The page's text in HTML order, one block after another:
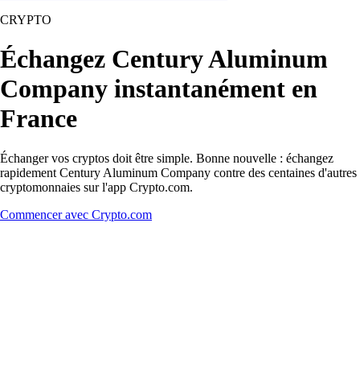
CRYPTO
Échangez Century Aluminum
Company instantanément en
France
Échanger vos cryptos doit être simple. Bonne nouvelle : échangez
rapidement Century Aluminum Company contre des centaines d'autres
cryptomonnaies sur l'app Crypto.com.
Commencer avec Crypto.com